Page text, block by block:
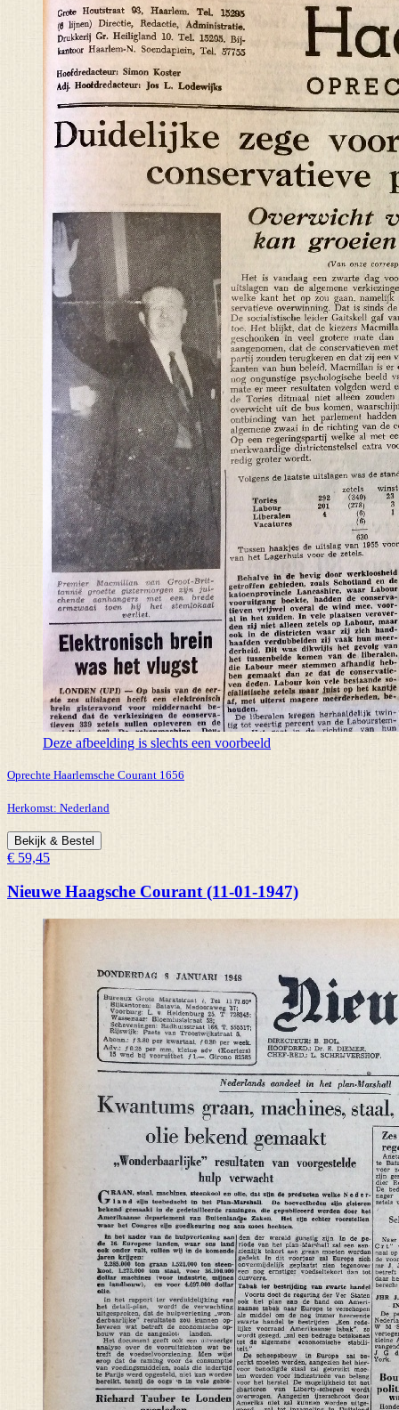
Deze afbeelding is slechts een voorbeeld
Oprechte Haarlemsche Courant 1656
Herkomst: Nederland
Bekijk & Bestel
€ 59,45
Nieuwe Haagsche Courant (11-01-1947)